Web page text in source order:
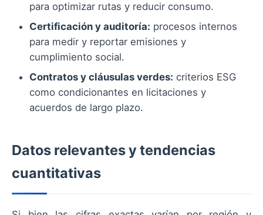
para optimizar rutas y reducir consumo.
Certificación y auditoría: procesos internos
para medir y reportar emisiones y
cumplimiento social.
Contratos y cláusulas verdes: criterios ESG
como condicionantes en licitaciones y
acuerdos de largo plazo.
Datos relevantes y tendencias
cuantitativas